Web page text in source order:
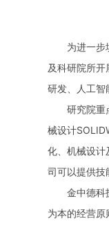
为进一步填
及科研院所
研发、人工智
研究院重点
械设计
化、机械设计
司可以提供技
金中德科技
为本的经营原